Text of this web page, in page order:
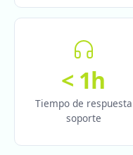
< 1h
Tiempo de respuesta
soporte